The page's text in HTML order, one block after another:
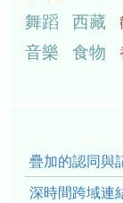
舞蹈 西藏
音樂 食物
疊加的認同與
深時間跨域連